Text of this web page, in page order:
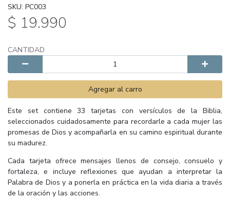
SKU: PC003
$ 19.990
CANTIDAD
Agregar al carro
Este set contiene 33 tarjetas con versículos de la Biblia,
seleccionados cuidadosamente para recordarle a cada mujer las
promesas de Dios y acompañarla en su camino espiritual durante
su madurez.
Cada tarjeta ofrece mensajes llenos de consejo, consuelo y
fortaleza, e incluye reflexiones que ayudan a interpretar la
Palabra de Dios y a ponerla en práctica en la vida diaria a través
de la oración y las acciones.